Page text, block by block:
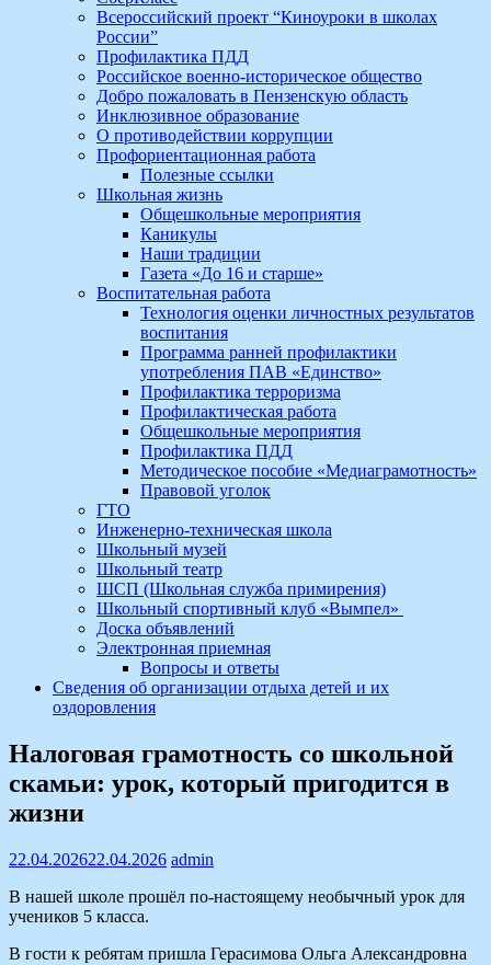
Всероссийский проект “Киноуроки в школах
России”
Профилактика ПДД
Российское военно-историческое общество
Добро пожаловать в Пензенскую область
Инклюзивное образование
О противодействии коррупции
Профориентационная работа
Полезные ссылки
Школьная жизнь
Общешкольные мероприятия
Каникулы
Наши традиции
Газета «До 16 и старше»
Воспитательная работа
Технология оценки личностных результатов
воспитания
Программа ранней профилактики
употребления ПАВ «Единство»
Профилактика терроризма
Профилактическая работа
Общешкольные мероприятия
Профилактика ПДД
Методическое пособие «Медиаграмотность»
Правовой уголок
ГТО
Инженерно-техническая школа
Школьный музей
Школьный театр
ШСП (Школьная служба примирения)
Школьный спортивный клуб «Вымпел»
Доска объявлений
Электронная приемная
Вопросы и ответы
Сведения об организации отдыха детей и их
оздоровления
Налоговая грамотность со школьной
скамьи: урок, который пригодится в
жизни
22.04.202622.04.2026 admin
В нашей школе прошёл по‑настоящему необычный урок для
учеников 5 класса.
В гости к ребятам пришла Герасимова Ольга Александровна